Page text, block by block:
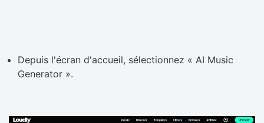
Depuis l'écran d'accueil, sélectionnez « AI Music
Generator ».